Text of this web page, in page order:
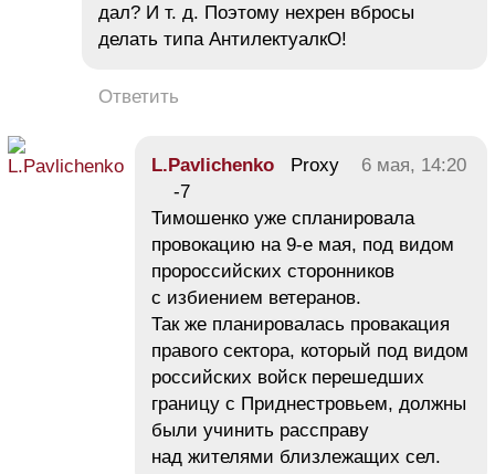
дал? И т. д. Поэтому нехрен вбросы
делать типа АнтилектуалкО!
Ответить
L.Pavlichenko Proxy
6 мая, 14:20
-7
Тимошенко уже спланировала
провокацию на 9-е мая, под видом
пророссийских сторонников
с избиением ветеранов.
Так же планировалась провакация
правого сектора, который под видом
российских войск перешедших
границу с Приднестровьем, должны
были учинить рассправу
над жителями близлежащих сел.